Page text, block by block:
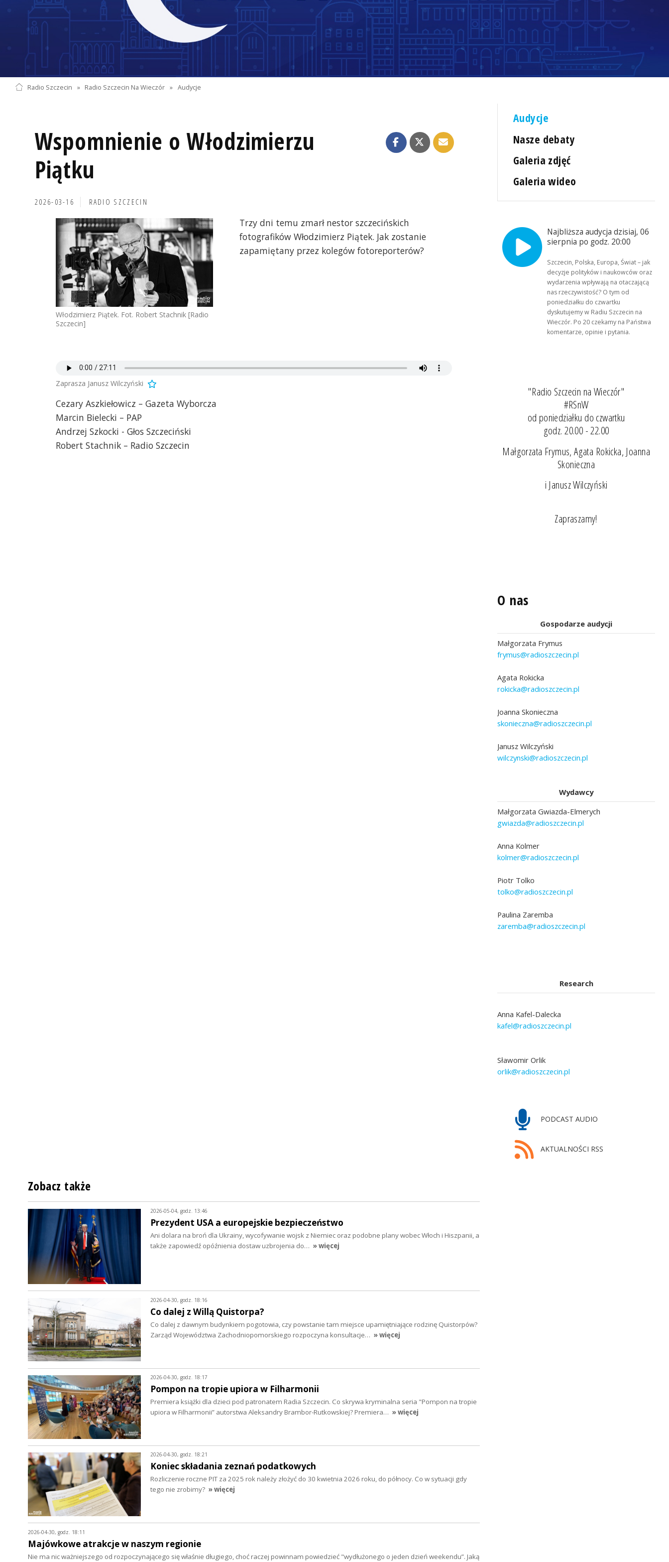
Radio Szczecin » Radio Szczecin Na Wieczór » Audycje
Wspomnienie o Włodzimierzu
Piątku
2026-03-16 RADIO SZCZECIN
Włodzimierz Piątek. Fot. Robert Stachnik [Radio
Szczecin]
Trzy dni temu zmarł nestor szczecińskich
fotografików Włodzimierz Piątek. Jak zostanie
zapamiętany przez kolegów fotoreporterów?
Zaprasza Janusz Wilczyński
Cezary Aszkiełowicz – Gazeta Wyborcza
Marcin Bielecki – PAP
Andrzej Szkocki - Głos Szczeciński
Robert Stachnik – Radio Szczecin
Audycje
Nasze debaty
Galeria zdjęć
Galeria wideo
Najbliższa audycja dzisiaj, 06
sierpnia po godz. 20:00
Szczecin, Polska, Europa, Świat – jak
decyzje polityków i naukowców oraz
wydarzenia wpływają na otaczającą
nas rzeczywistość? O tym od
poniedziałku do czwartku
dyskutujemy w Radiu Szczecin na
Wieczór. Po 20 czekamy na Państwa
komentarze, opinie i pytania.
"Radio Szczecin na Wieczór"
#RSnW
od poniedziałku do czwartku
godz. 20.00 - 22.00
Małgorzata Frymus, Agata Rokicka, Joanna
Skonieczna
i Janusz Wilczyński
Zapraszamy!
O nas
Gospodarze audycji
Małgorzata Frymus
frymus@radioszczecin.pl
Agata Rokicka
rokicka@radioszczecin.pl
Joanna Skonieczna
skonieczna@radioszczecin.pl
Janusz Wilczyński
wilczynski@radioszczecin.pl
Wydawcy
Małgorzata Gwiazda-Elmerych
gwiazda@radioszczecin.pl
Anna Kolmer
kolmer@radioszczecin.pl
Piotr Tolko
tolko@radioszczecin.pl
Paulina Zaremba
zaremba@radioszczecin.pl
Research
Anna Kafel-Dalecka
kafel@radioszczecin.pl
Sławomir Orlik
orlik@radioszczecin.pl
PODCAST AUDIO
AKTUALNOŚCI RSS
Zobacz także
2026-05-04, godz. 13:46
Prezydent USA a europejskie bezpieczeństwo
Ani dolara na broń dla Ukrainy, wycofywanie wojsk z Niemiec oraz podobne plany wobec Włoch i Hiszpanii, a
także zapowiedź opóźnienia dostaw uzbrojenia do… » więcej
2026-04-30, godz. 18:16
Co dalej z Willą Quistorpa?
Co dalej z dawnym budynkiem pogotowia, czy powstanie tam miejsce upamiętniające rodzinę Quistorpów?
Zarząd Województwa Zachodniopomorskiego rozpoczyna konsultacje… » więcej
2026-04-30, godz. 18:17
Pompon na tropie upiora w Filharmonii
Premiera książki dla dzieci pod patronatem Radia Szczecin. Co skrywa kryminalna seria "Pompon na tropie
upiora w Filharmonii” autorstwa Aleksandry Brambor-Rutkowskiej? Premiera… » więcej
2026-04-30, godz. 18:21
Koniec składania zeznań podatkowych
Rozliczenie roczne PIT za 2025 rok należy złożyć do 30 kwietnia 2026 roku, do północy. Co w sytuacji gdy
tego nie zrobimy? » więcej
2026-04-30, godz. 18:11
Majówkowe atrakcje w naszym regionie
Nie ma nic ważniejszego od rozpoczynającego się właśnie długiego, choć raczej powinnam powiedzieć "wydłużonego o jeden dzień weekendu”. Jaką